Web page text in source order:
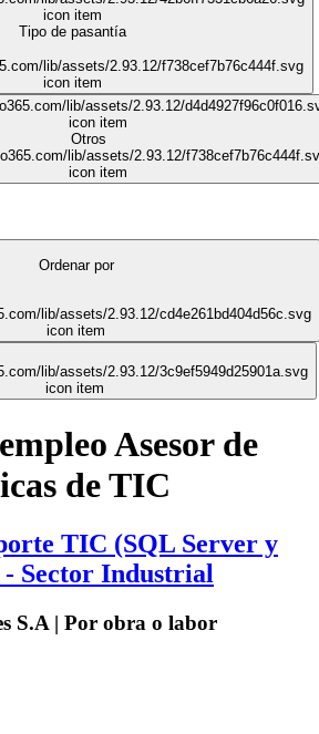
Tipo de pasantía
Otros
Ordenar por
Asesor de
de TIC
TIC (SQL Server y
Sector Industrial
S.A | Por obra o labor